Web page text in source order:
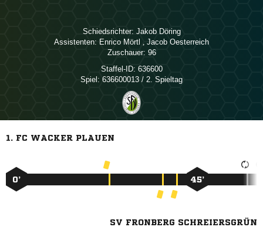
Schiedsrichter:  
Assistenten:   ,  
Zuschauer: 96
Staffel-ID: 636600
Spiel: 636600013 / 2. Spieltag
1. FC WACKER PLAUEN
0’ 45’
SV FRONBERG SCHREIERSGRÜN